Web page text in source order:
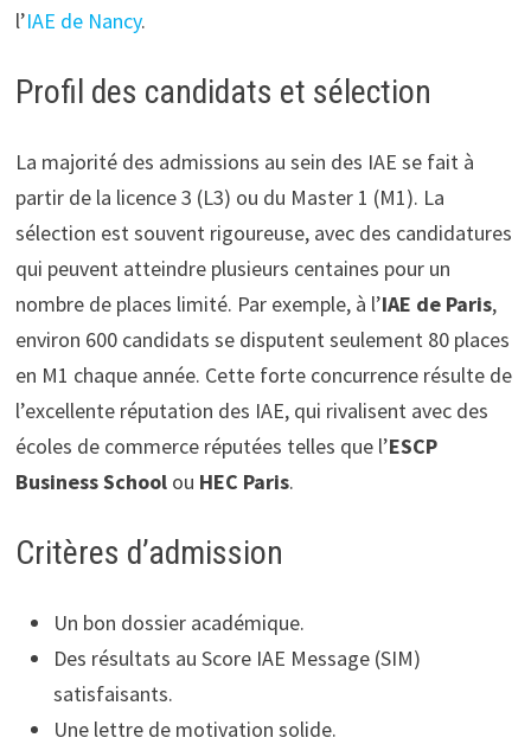
l’IAE de Nancy.
Profil des candidats et sélection
La majorité des admissions au sein des IAE se fait à
partir de la licence 3 (L3) ou du Master 1 (M1). La
sélection est souvent rigoureuse, avec des candidatures
qui peuvent atteindre plusieurs centaines pour un
nombre de places limité. Par exemple, à l’IAE de Paris,
environ 600 candidats se disputent seulement 80 places
en M1 chaque année. Cette forte concurrence résulte de
l’excellente réputation des IAE, qui rivalisent avec des
écoles de commerce réputées telles que l’ESCP
Business Schoolou HEC Paris.
Critères d’admission
Un bon dossier académique.
Des résultats au Score IAE Message (SIM)
satisfaisants.
Une lettre de motivation solide.